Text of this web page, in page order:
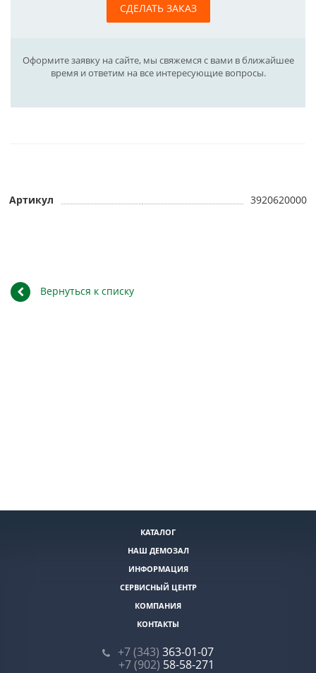
СДЕЛАТЬ ЗАКАЗ
Оформите заявку на сайте, мы свяжемся с вами в ближайшее
время и ответим на все интересующие вопросы.
Артикул 3920620000
Вернуться к списку
КАТАЛОГ
НАШ ДЕМОЗАЛ
ИНФОРМАЦИЯ
СЕРВИСНЫЙ ЦЕНТР
КОМПАНИЯ
КОНТАКТЫ
+7 (343) 363-01-07
+7 (902) 58-58-271